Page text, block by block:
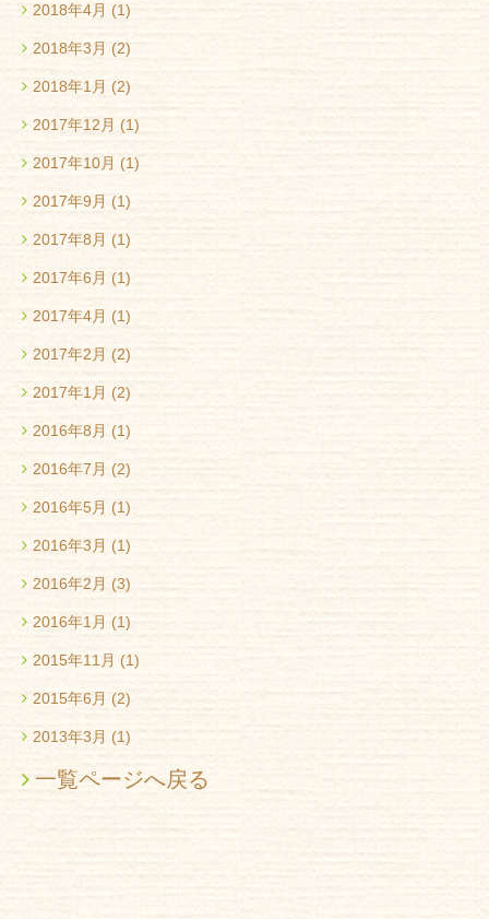
2018年4月 (1)
2018年3月 (2)
2018年1月 (2)
2017年12月 (1)
2017年10月 (1)
2017年9月 (1)
2017年8月 (1)
2017年6月 (1)
2017年4月 (1)
2017年2月 (2)
2017年1月 (2)
2016年8月 (1)
2016年7月 (2)
2016年5月 (1)
2016年3月 (1)
2016年2月 (3)
2016年1月 (1)
2015年11月 (1)
2015年6月 (2)
2013年3月 (1)
一覧ページへ戻る